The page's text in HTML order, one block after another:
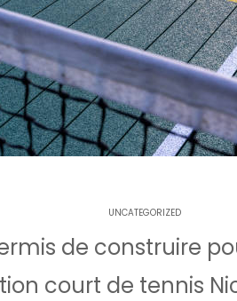
UNCATEGORIZED
de construire
court de tennis